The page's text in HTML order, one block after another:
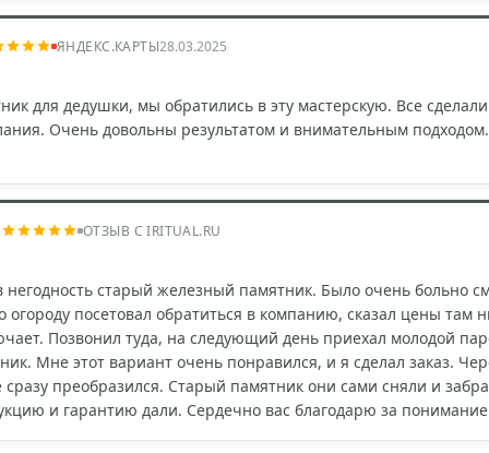
ЯНДЕКС.КАРТЫ28.03.2025
для дедушки, мы обратились в эту мастерскую. Все
Очень довольны результатом и внимательным
ОТЗЫВ С IRITUAL.RU
старый железный памятник. Было очень больно
посетовал обратиться в компанию, сказал цены там
Позвонил туда, на следующий день приехал молодой
Мне этот вариант очень понравился, и я сделал заказ.
сразу преобразился. Старый памятник они сами сняли и
и гарантию дали. Сердечно вас благодарю за